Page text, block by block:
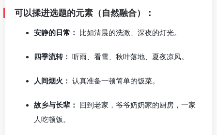
可以揉进选题的元素（自然融合）：
安静的日常： 比如清晨的洗漱、深夜的灯光。
四季流转： 听雨、看雪、秋叶落地、夏夜凉风。
人间烟火： 认真准备一顿简单的饭菜。
故乡与长辈： 回到老家，爷爷奶奶家的厨房，一家
人吃顿饭。